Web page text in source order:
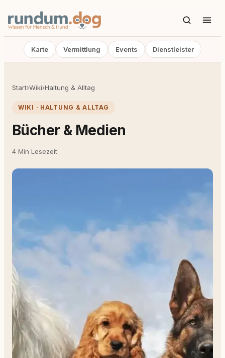
Karte Vermittlung Events Dienstleister
Start›Wiki›Haltung & Alltag
WIKI · HALTUNG & ALLTAG
Bücher & Medien
4 Min Lesezeit